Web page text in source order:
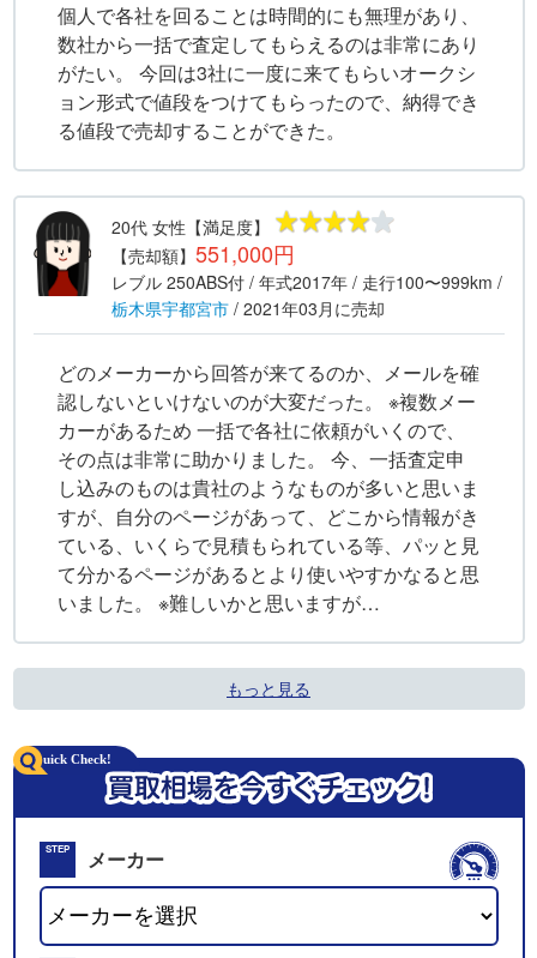
個人で各社を回ることは時間的にも無理があり、
数社から一括で査定してもらえるのは非常にあり
がたい。 今回は3社に一度に来てもらいオークシ
ョン形式で値段をつけてもらったので、納得でき
る値段で売却することができた。
20代 女性 【満足度】
【売却額】 551,000円
レブル 250ABS付/ 年式2017年/ 走行100〜999km /
栃木県宇都宮市/ 2021年03月 に売却
どのメーカーから回答が来てるのか、メールを確
認しないといけないのが大変だった。 ※複数メー
カーがあるため 一括で各社に依頼がいくので、
その点は非常に助かりました。 今、一括査定申
し込みのものは貴社のようなものが多いと思いま
すが、自分のページがあって、どこから情報がき
ている、いくらで見積もられている等、パッと見
て分かるページがあるとより使いやすかなると思
いました。 ※難しいかと思いますが…
もっと見る
STEP メーカー